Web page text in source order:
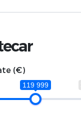
(€)
119 999